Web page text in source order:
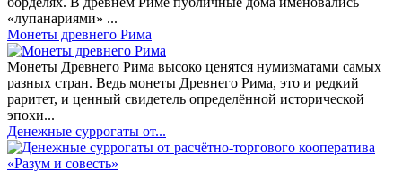
«лупанариями» ...
Монеты древнего Рима
Монеты Древнего Рима высоко ценятся нумизматами самых
разных стран. Ведь монеты Древнего Рима, это и редкий
раритет, и ценный свидетель определённой исторической
эпохи...
Денежные суррогаты от...